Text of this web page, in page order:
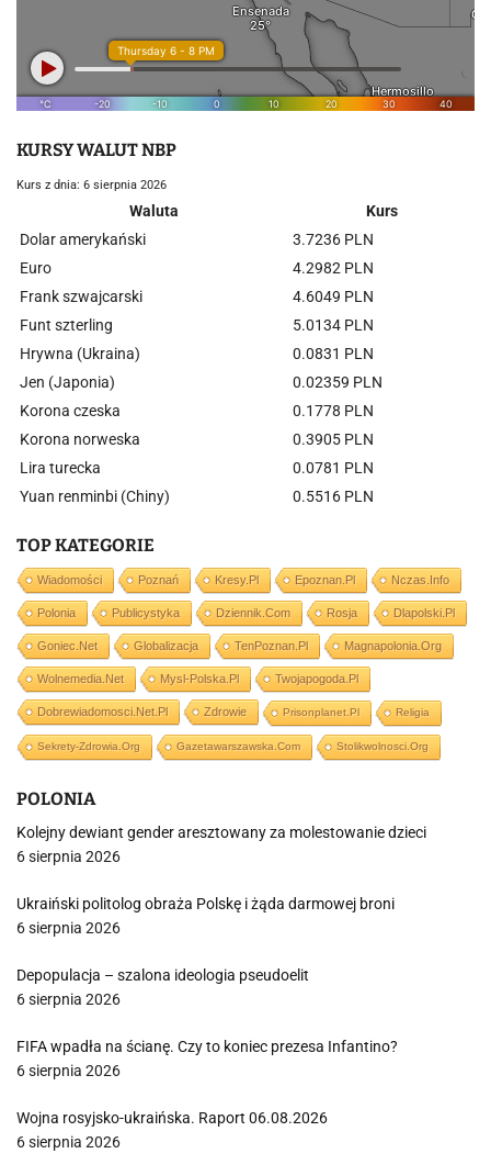
KURSY WALUT NBP
Kurs z dnia: 6 sierpnia 2026
Waluta
Kurs
Dolar amerykański
3.7236 PLN
Euro
4.2982 PLN
Frank szwajcarski
4.6049 PLN
Funt szterling
5.0134 PLN
Hrywna (Ukraina)
0.0831 PLN
Jen (Japonia)
0.02359 PLN
Korona czeska
0.1778 PLN
Korona norweska
0.3905 PLN
Lira turecka
0.0781 PLN
Yuan renminbi (Chiny)
0.5516 PLN
TOP KATEGORIE
Wiadomości Poznań Kresy.pl Epoznan.pl Nczas.info
Polonia Publicystyka Dziennik.com Rosja Dlapolski.pl
Goniec.net Globalizacja TenPoznan.pl Magnapolonia.org
Wolnemedia.net Mysl-Polska.pl Twojapogoda.pl
Dobrewiadomosci.net.pl Zdrowie Prisonplanet.pl Religia
Sekrety-Zdrowia.org Gazetawarszawska.com Stolikwolnosci.org
POLONIA
Kolejny dewiant gender aresztowany za molestowanie dzieci
6 sierpnia 2026
Ukraiński politolog obraża Polskę i żąda darmowej broni
6 sierpnia 2026
Depopulacja – szalona ideologia pseudoelit
6 sierpnia 2026
FIFA wpadła na ścianę. Czy to koniec prezesa Infantino?
6 sierpnia 2026
Wojna rosyjsko-ukraińska. Raport 06.08.2026
6 sierpnia 2026